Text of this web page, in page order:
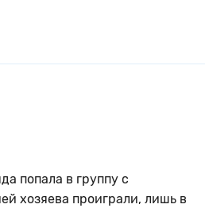
попала в группу с
хозяева проиграли, лишь в